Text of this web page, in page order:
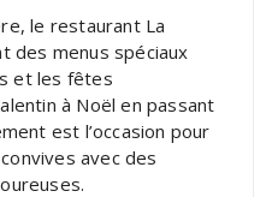
le restaurant La
des menus spéciaux
et les fêtes
à Noël en passant
est l’occasion pour
avec des